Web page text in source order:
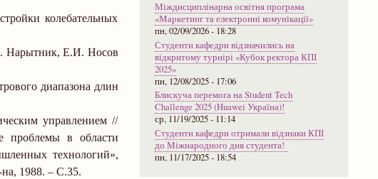
колебательных
Нарытник, Е.И. Носов
диапазона длин
управлением //
проблемы в области
технологий»,
1988. – С.35.
Міждисциплінарна освітня програма
«Маркетинг та електронні комунікації»
пн, 02/09/2026 - 18:28
Студенти кафедри відзначились на
відкритому турнірі «Кубок ректора КПІ
2025»
пн, 12/08/2025 - 17:06
Блискуча перемога на Student Tech
Challenge 2025 (Huawei Україна)!
ср, 11/19/2025 - 11:14
Студенти кафедри отримали відзнаки КПІ
до Міжнародного дня студента!
пн, 11/17/2025 - 18:54